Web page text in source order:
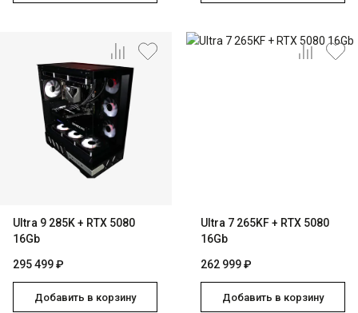
Ultra 9 285K + RTX 5080
16Gb
295 499 ₽
Добавить в корзину
Ultra 7 265KF + RTX 5080
16Gb
262 999 ₽
Добавить в корзину